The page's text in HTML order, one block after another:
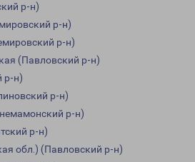
р-н)
р-н)
р-н)
(Павловский р-н)
р-н)
р-н)
р-н)
р-н)
обл.) (Павловский р-н)